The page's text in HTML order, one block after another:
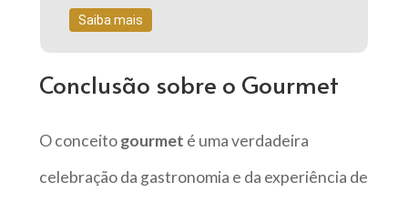
Saiba mais
Conclusão sobre o Gourmet
O conceitogourmet é uma verdadeira
celebração da gastronomia e da experiência de